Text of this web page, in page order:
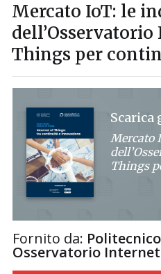
Mercato IoT: le
Things per
Mercato
Things
Fornito da:
Osservatorio